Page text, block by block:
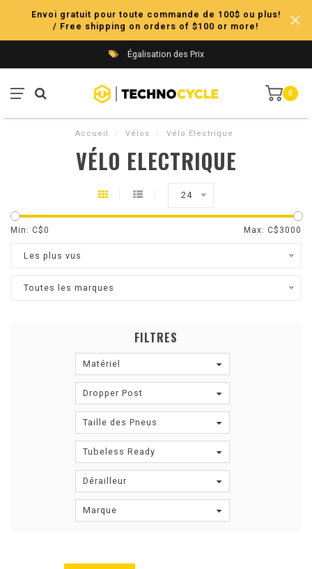
Envoi gratuit pour toute commande de 100$ ou plus!
/ Free shipping on orders of $100 or more!
Égalisation des Prix
0
Accueil / Vélos / Vélo Electrique
VÉLO ELECTRIQUE
24
Min: C$0 Max: C$ 3000
Les plus vus
Toutes les marques
FILTRES
Matériel
Dropper Post
Taille des Pneus
Tubeless Ready
Dérailleur
Marque